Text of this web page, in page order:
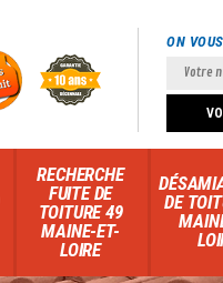
ON
RECHERCHE
FUITE DE
TOITURE 49
MAINE-ET-
LOIRE
DE